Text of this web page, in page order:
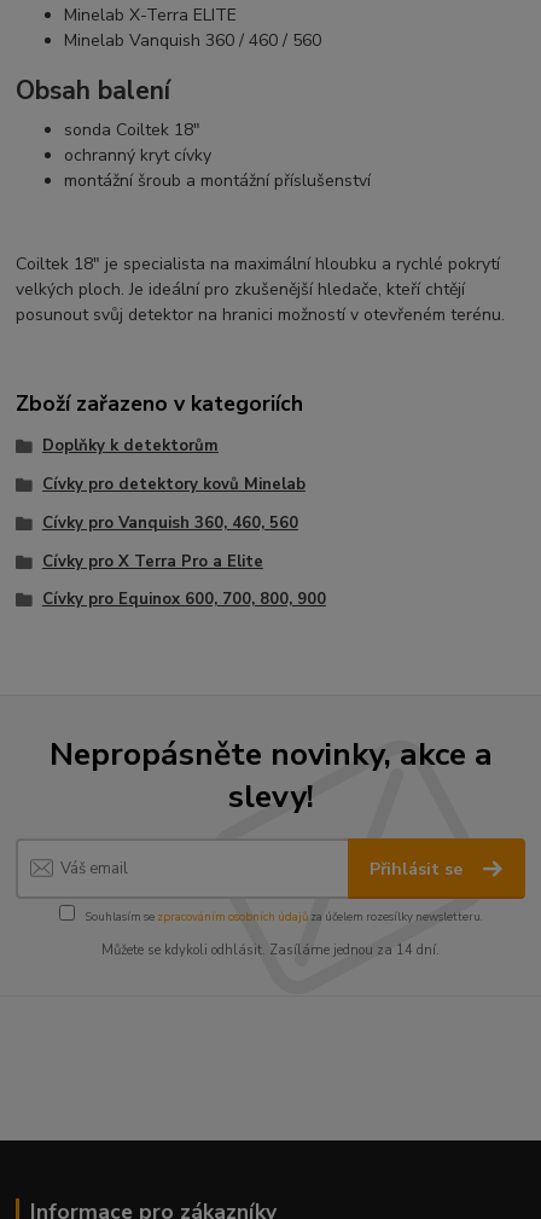
Minelab X-Terra ELITE
Minelab Vanquish 360 / 460 / 560
Obsah balení
sonda Coiltek 18"
ochranný kryt cívky
montážní šroub a montážní příslušenství
Coiltek 18" je specialista na maximální hloubku a rychlé pokrytí
velkých ploch. Je ideální pro zkušenější hledače, kteří chtějí
posunout svůj detektor na hranici možností v otevřeném terénu.
Zboží zařazeno v kategoriích
Doplňky k detektorům
Cívky pro detektory kovů Minelab
Cívky pro Vanquish 360, 460, 560
Cívky pro X Terra Pro a Elite
Cívky pro Equinox 600, 700, 800, 900
Nepropásněte novinky, akce a
slevy!
Přihlásit se
Souhlasím se zpracováním osobních údajůza účelem rozesílky newsletteru.
Můžete se kdykoli odhlásit. Zasíláme jednou za 14 dní.
Informace pro zákazníky